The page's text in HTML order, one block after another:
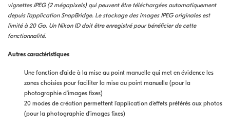
vignettes JPEG (2 mégapixels) qui peuvent être téléchargées automatiquement
depuis l’application SnapBridge. Le stockage des images JPEG originales est
limité à 20 Go. Un Nikon ID doit être enregistré pour bénéficier de cette
fonctionnalité.
Autres caractéristiques
Une fonction d’aide à la mise au point manuelle qui met en évidence les
zones choisies pour faciliter la mise au point manuelle (pour la
photographie d’images fixes)
20 modes de création permettent l’application d’effets préférés aux photos
(pour la photographie d’images fixes)